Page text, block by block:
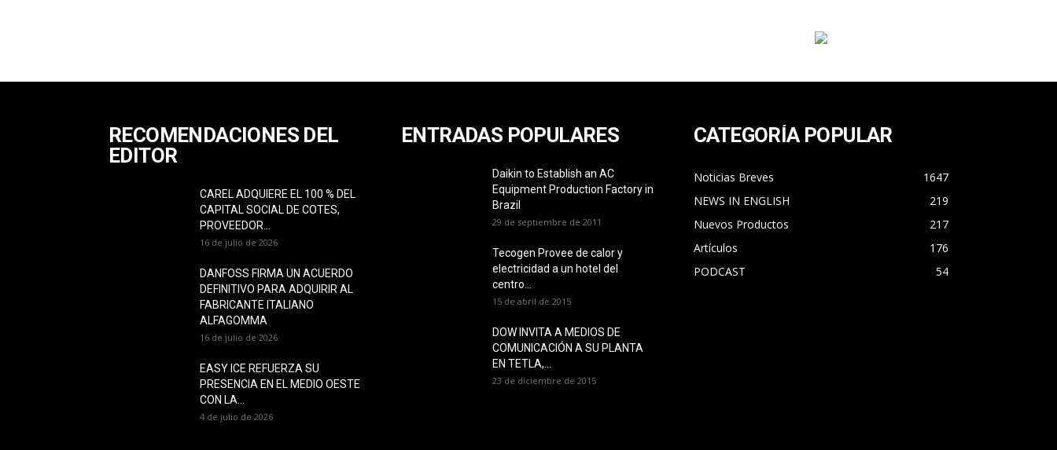
RECOMENDACIONES DEL
EDITOR
CAREL ADQUIERE EL 100 % DEL
CAPITAL SOCIAL DE COTES,
PROVEEDOR...
16 de julio de 2026
DANFOSS FIRMA UN ACUERDO
DEFINITIVO PARA ADQUIRIR AL
FABRICANTE ITALIANO
ALFAGOMMA
16 de julio de 2026
EASY ICE REFUERZA SU
PRESENCIA EN EL MEDIO OESTE
CON LA...
4 de julio de 2026
ENTRADAS POPULARES
Daikin to Establish an AC
Equipment Production Factory in
Brazil
29 de septiembre de 2011
Tecogen Provee de calor y
electricidad a un hotel del
centro...
15 de abril de 2015
DOW INVITA A MEDIOS DE
COMUNICACIÓN A SU PLANTA
EN TETLA,...
23 de diciembre de 2015
CATEGORÍA POPULAR
Noticias Breves
1647
NEWS IN ENGLISH
219
Nuevos Productos
217
Artículos
176
PODCAST
54